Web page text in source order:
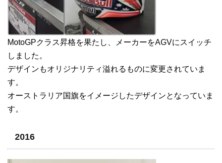
MotoGPクラス昇格を果たし、メーカーをAGVにスイッチ
しました。
デザインもオリジナリティ溢れるものに変更されていま
す。
オーストラリア国旗をイメージしたデザインとなっていま
す。
2016